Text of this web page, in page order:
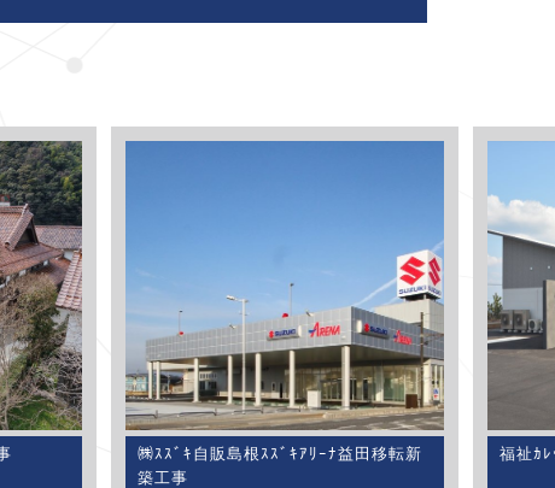
㈱ｽｽﾞｷ自販島根ｽｽﾞｷｱﾘｰﾅ益田移転新
築工事
福祉ｶ